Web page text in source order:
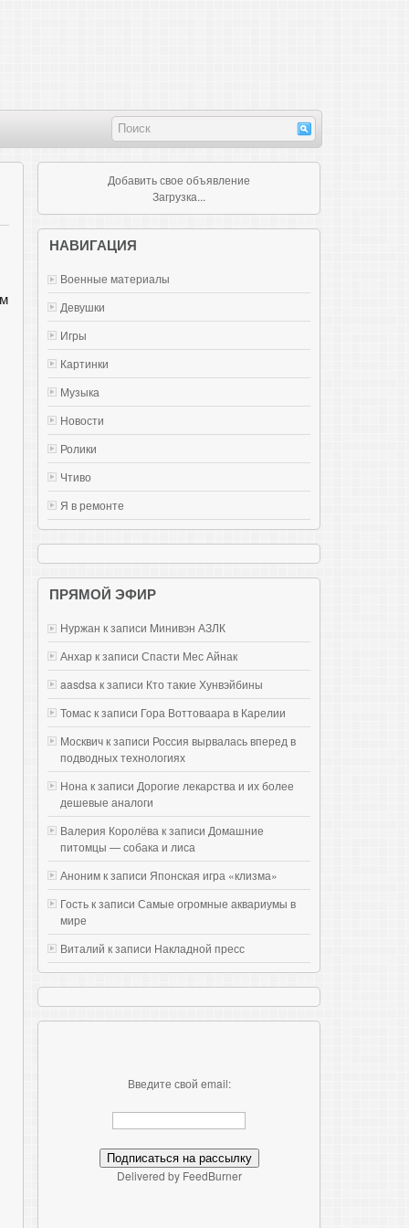
Добавить свое объявление
Загрузка...
НАВИГАЦИЯ
Военные материалы
Девушки
Игры
Картинки
Музыка
Новости
Ролики
Чтиво
Я в ремонте
ПРЯМОЙ ЭФИР
Нуржан к записи Mинивэн АЗЛК
Анхар к записи Спасти Мес Айнак
aasdsa к записи Кто такие Хунвэйбины
Томас к записи Гора Воттоваара в Карелии
Москвич к записи Россия вырвалась вперед в
подводных технологиях
Нона к записи Дорогие лекарства и их более
дешевые аналоги
Валерия Королёва к записи Домашние
питомцы — собака и лиса
Аноним к записи Японская игра «клизма»
Гость к записи Самые огромные аквариумы в
мире
Виталий к записи Накладной пресс
Введите свой email:
Delivered by FeedBurner